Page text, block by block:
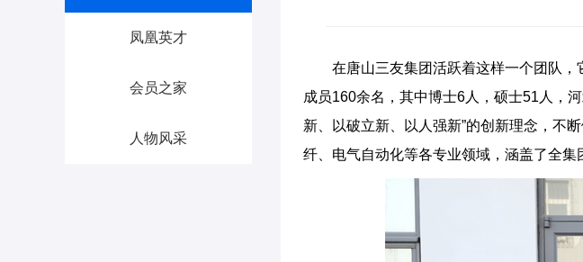
凤凰英才
会员之家
人物风采
在唐山三友集团活跃着这样一个团队，
成员160余名，其中博士6人，硕士51人，
新、以破立新、以人强新”的创新理念，不
纤、电气自动化等各专业领域，涵盖了全集